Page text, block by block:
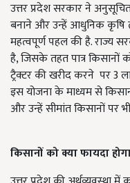
उत्तर प्रदेश सरकार ने
बनाने और उन्हें आधुनिक कृषि
महत्वपूर्ण पहल की है. राज्य
है, जिसके तहत पात्र किसानों
ट्रैक्टर की खरीद करने पर 3
इस योजना के माध्यम से
और उन्हें सीमांत किसानों पर भी
किसानों को क्या फायदा